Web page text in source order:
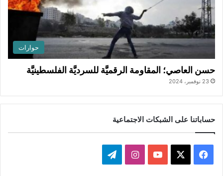
حوارات
حسن العاصي؛ المقاومة الرقميَّة للسرديَّة الفلسطينيَّة
23 نوفمبر، 2024
حساباتنا على الشبكات الاجتماعية